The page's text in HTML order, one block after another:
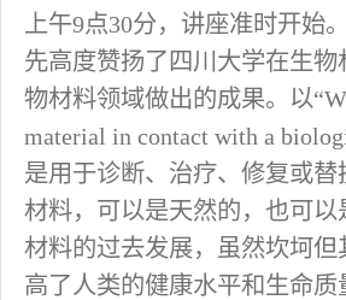
上午9点30分，讲座准时开始
先高度赞扬了四川大学在生
物材料领域做出的成果。以
material in contact with a
是用于诊断、治疗、修复或
材料，可以是天然的，也可
材料的过去发展，虽然坎坷
高了人类的健康水平和生命